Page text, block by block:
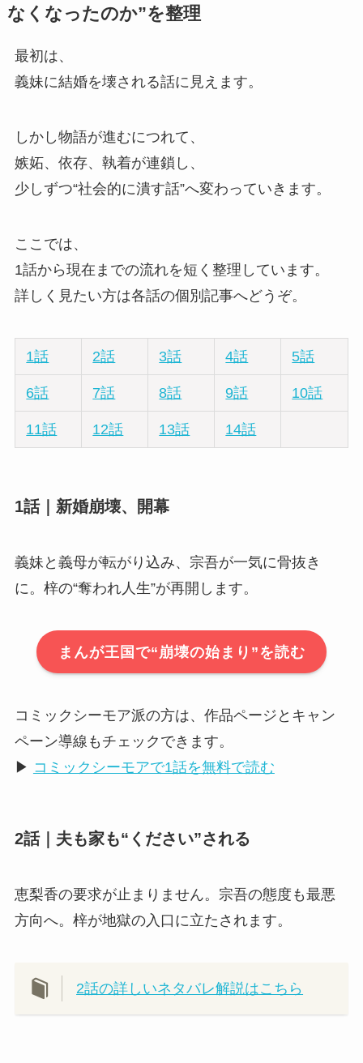
なくなったのか”を整理
最初は、
義妹に結婚を壊される話に見えます。
しかし物語が進むにつれて、
嫉妬、依存、執着が連鎖し、
少しずつ“社会的に潰す話”へ変わっていきます。
ここでは、
1話から現在までの流れを短く整理しています。
詳しく見たい方は各話の個別記事へどうぞ。
1話 2話 3話 4話 5話
6話 7話 8話 9話 10話
11話 12話 13話 14話
1話｜新婚崩壊、開幕
義妹と義母が転がり込み、宗吾が一気に骨抜き
に。梓の“奪われ人生”が再開します。
まんが王国で“崩壊の始まり”を読む
コミックシーモア派の方は、作品ページとキャン
ペーン導線もチェックできます。
▶ コミックシーモアで1話を無料で読む
2話｜夫も家も“ください”される
恵梨香の要求が止まりません。宗吾の態度も最悪
方向へ。梓が地獄の入口に立たされます。
2話の詳しいネタバレ解説はこちら